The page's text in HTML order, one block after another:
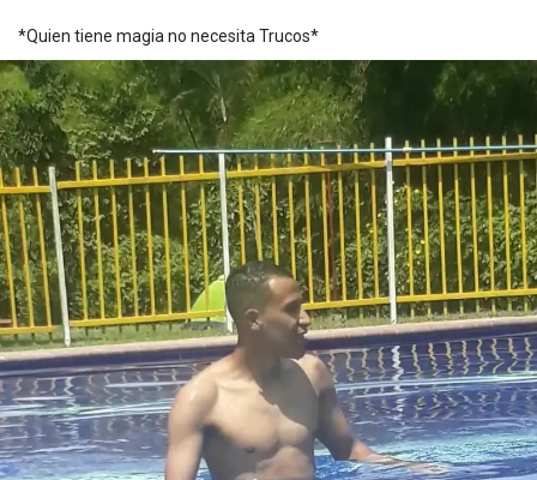
*Quien tiene magia no necesita Trucos*